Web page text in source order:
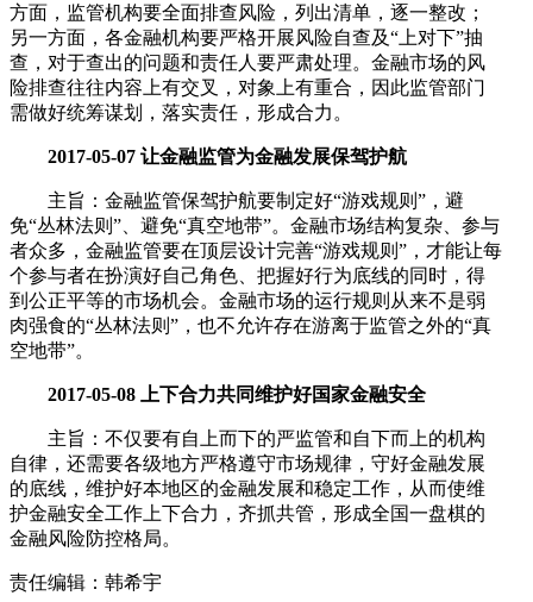
方面，监管机构要全面排查风险，列出清单，逐一整改；
另一方面，各金融机构要严格开展风险自查及“上对下”抽
查，对于查出的问题和责任人要严肃处理。金融市场的风
险排查往往内容上有交叉，对象上有重合，因此监管部门
需做好统筹谋划，落实责任，形成合力。
2017-05-07 让金融监管为金融发展保驾护航
主旨：金融监管保驾护航要制定好“游戏规则”，避
免“丛林法则”、避免“真空地带”。金融市场结构复杂、参与
者众多，金融监管要在顶层设计完善“游戏规则”，才能让每
个参与者在扮演好自己角色、把握好行为底线的同时，得
到公正平等的市场机会。金融市场的运行规则从来不是弱
肉强食的“丛林法则”，也不允许存在游离于监管之外的“真
空地带”。
2017-05-08 上下合力共同维护好国家金融安全
主旨：不仅要有自上而下的严监管和自下而上的机构
自律，还需要各级地方严格遵守市场规律，守好金融发展
的底线，维护好本地区的金融发展和稳定工作，从而使维
护金融安全工作上下合力，齐抓共管，形成全国一盘棋的
金融风险防控格局。
责任编辑：韩希宇